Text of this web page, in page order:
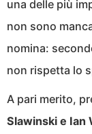
una delle più
non sono
nomina:
non rispetta lo
A pari merito,
Slawinski e Ian